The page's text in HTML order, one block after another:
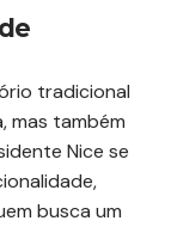
tradicional
mas também
Nice se
busca um